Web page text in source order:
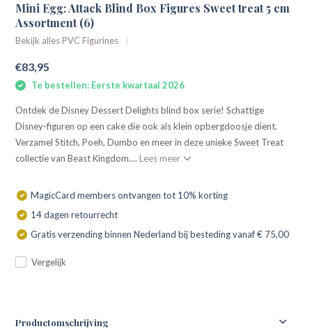
Mini Egg: Attack Blind Box Figures Sweet treat 5 cm
Assortment (6)
Bekijk alles PVC Figurines
€83,95
Te bestellen: Eerste kwartaal 2026
Ontdek de Disney Dessert Delights blind box serie! Schattige
Disney-figuren op een cake die ook als klein opbergdoosje dient.
Verzamel Stitch, Poeh, Dumbo en meer in deze unieke Sweet Treat
collectie van Beast Kingdom.... Lees meer
MagicCard members ontvangen tot 10% korting
14 dagen retourrecht
Gratis verzending binnen Nederland bij besteding vanaf € 75,00
Vergelijk
Productomschrijving